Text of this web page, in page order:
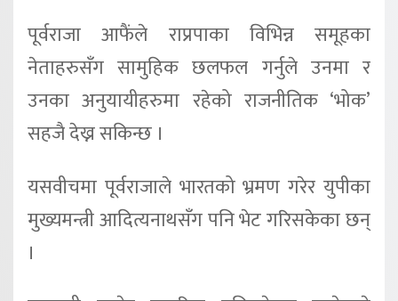
पूर्वराजा आफैंले राप्रपाका विभिन्न समूहका
नेताहरुसँग सामुहिक छलफल गर्नुले उनमा र
उनका अनुयायीहरुमा रहेको राजनीतिक ‘भोक’
सहजै देख्न सकिन्छ ।
यसवीचमा पूर्वराजाले भारतको भ्रमण गरेर युपीका
मुख्यमन्त्री आदित्यनाथसँग पनि भेट गरिसकेका छन्
।